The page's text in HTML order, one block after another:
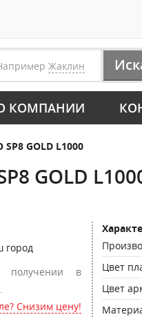
Жаклин
КОМПАНИИ
GOLD L1000
GOLD
город
получении в
Снизим цену!
Цвет
Цвет